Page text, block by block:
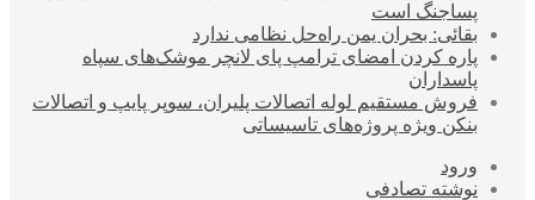
پساجنگ است
بقائی: بحران یمن راه‌حل نظامی ندارد
پاره کردن امضای ترامپ پای لانچر موشک‌های سپاه
پاسداران
فروش مستقیم لوله اتصالات پلیران، سوپر پایپ و اتصالات
بنکن ویژه پروژه‌های تاسیساتی
ورود
نوشته تصادفی